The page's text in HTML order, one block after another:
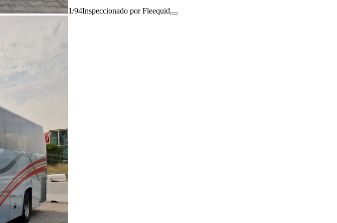
1/94Inspeccionado por Fleequid